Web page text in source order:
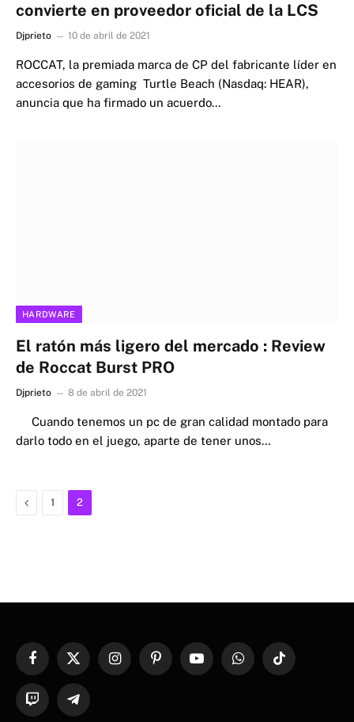
convierte en proveedor oficial de la LCS
Djprieto 10 de abril de 2021
ROCCAT, la premiada marca de CP del fabricante líder en
accesorios de gaming Turtle Beach (Nasdaq: HEAR),
anuncia que ha firmado un acuerdo…
HARDWARE
El ratón más ligero del mercado : Review
de Roccat Burst PRO
Djprieto 8 de abril de 2021
Cuando tenemos un pc de gran calidad montado para
darlo todo en el juego, aparte de tener unos…
Previous
1 2
FacebookX
InstagramPinterestYouTubeWhatsAppTikTok
Twitch Telegram